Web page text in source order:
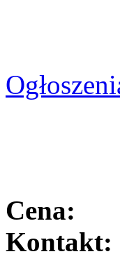
Cena:
Kontakt: